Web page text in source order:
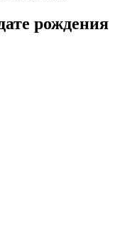
рождения